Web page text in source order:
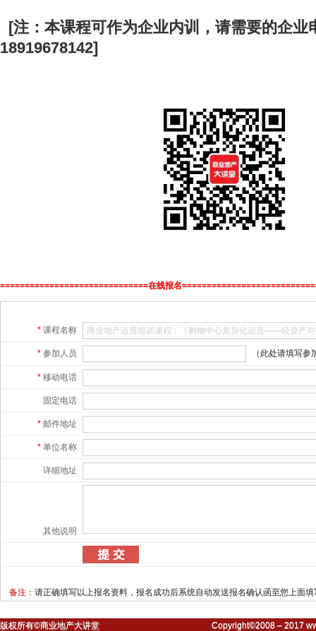
[注：本课程可作为企业内训，请需要的企业
18919678142]
==============================在线报名
* 课程名称
* 参加人员 （此处请填写参
* 移动电话
固定电话
* 邮件地址
* 单位名称
详细地址
其他说明
备注： 请正确填写以上报名资料，报名成功后系统自动发送报名确认函至您上面
版权所有©商业地产大讲堂 Copyright©2008 – 2017